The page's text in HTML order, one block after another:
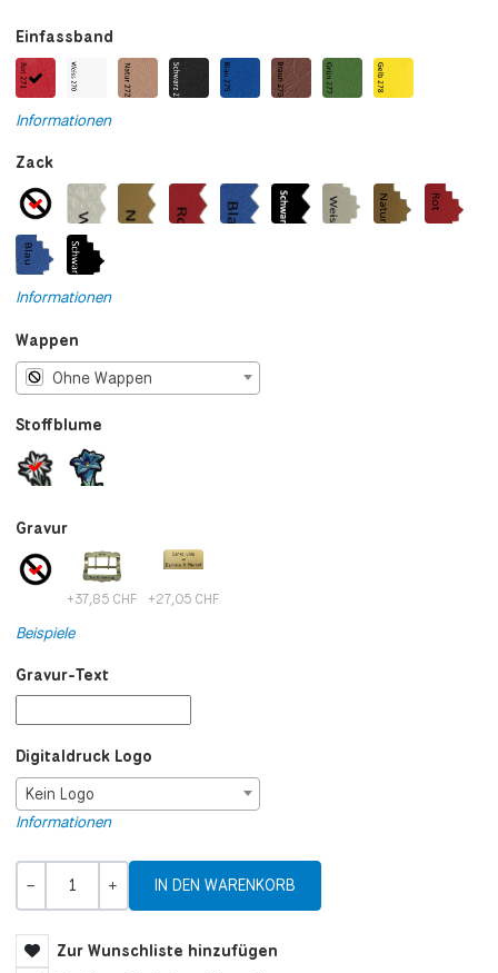
Einfassband
Informationen
Zack
Informationen
Wappen
Ohne Wappen
Stoffblume
Gravur
+37,85 CHF +27,05 CHF
Beispiele
Gravur-Text
Digitaldruck Logo
Kein Logo
Informationen
Zur Wunschliste hinzufügen